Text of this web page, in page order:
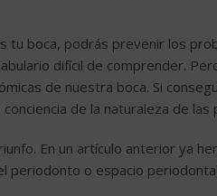
tu boca, podrás prevenir los
difícil de comprender.
de nuestra boca. Si
de la naturaleza de
En un artículo anterior ya
periodonto o espacio